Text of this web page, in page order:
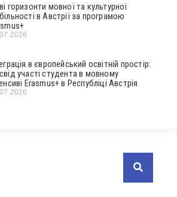
горизонти мовної та культурної
в Австрії за програмою
в європейський освітній простір:
участі студента в мовному
Erasmus+ в Республіці Австрія